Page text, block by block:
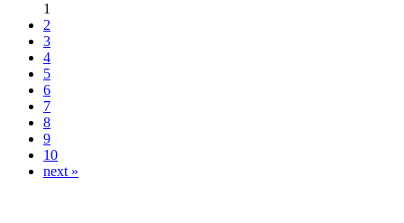
1
2
3
4
5
6
7
8
9
10
next »